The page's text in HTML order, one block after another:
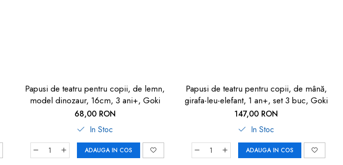
Papusi de teatru pentru copii, de lemn,
model dinozaur, 16cm, 3 ani+, Goki
68,00 RON
In Stoc
ADAUGA IN COS
Papusi de teatru pentru copii, de mână,
girafa-leu-elefant, 1 an+, set 3 buc, Goki
147,00 RON
In Stoc
ADAUGA IN COS